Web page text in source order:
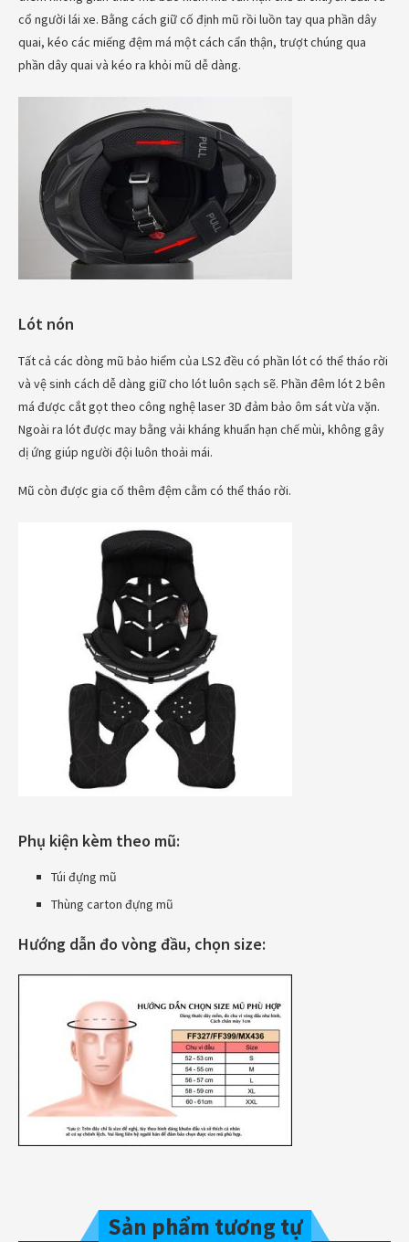
cổ người lái xe. Bằng cách giữ cố định mũ rồi luồn tay qua phần dây
quai, kéo các miếng đệm má một cách cẩn thận, trượt chúng qua
phần dây quai và kéo ra khỏi mũ dễ dàng.
Lót nón
Tất cả các dòng mũ bảo hiểm của LS2 đều có phần lót có thể tháo rời
và vệ sinh cách dễ dàng giữ cho lót luôn sạch sẽ. Phần đêm lót 2 bên
má được cắt gọt theo công nghệ laser 3D đảm bảo ôm sát vừa vặn.
Ngoài ra lót được may bằng vải kháng khuẩn hạn chế mùi, không gây
dị ứng giúp người đội luôn thoải mái.
Mũ còn được gia cố thêm đệm cằm có thể tháo rời.
Phụ kiện kèm theo mũ:
Túi đựng mũ
Thùng carton đựng mũ
Hướng dẫn đo vòng đầu, chọn size:
Sản phẩm tương tự